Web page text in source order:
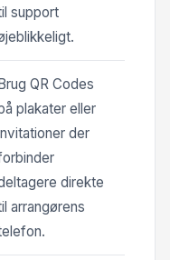
support
QR Codes
plakater eller
der
direkte
arrangørens